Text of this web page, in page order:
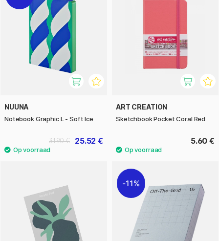
NUUNA
Notebook Graphic L - Soft Ice
25.52 €
31.90 €
ART CREATION
Sketchbook Pocket Coral Red
5.60 €
11%